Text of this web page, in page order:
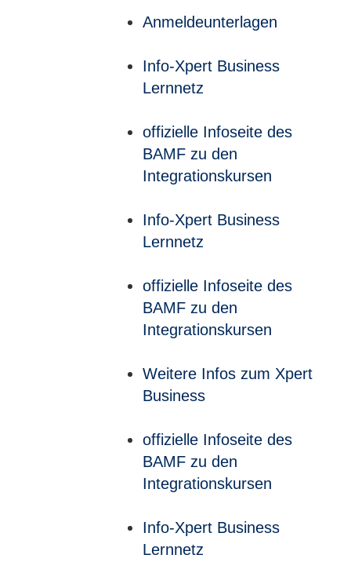
Anmeldeunterlagen
Info-Xpert Business
Lernnetz
offizielle Infoseite des
BAMF zu den
Integrationskursen
Info-Xpert Business
Lernnetz
offizielle Infoseite des
BAMF zu den
Integrationskursen
Weitere Infos zum Xpert
Business
offizielle Infoseite des
BAMF zu den
Integrationskursen
Info-Xpert Business
Lernnetz